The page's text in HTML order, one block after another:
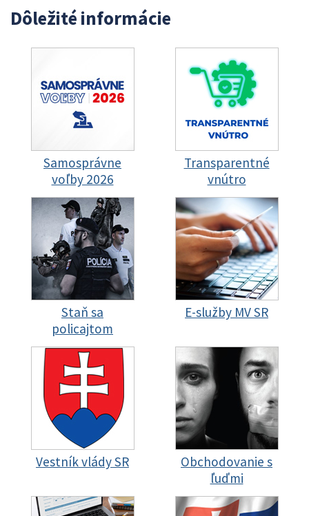
Dôležité informácie
Samosprávne
voľby 2026
Transparentné
vnútro
Staň sa
policajtom
E-služby MV SR
Vestník vlády SR
Obchodovanie s
ľuďmi